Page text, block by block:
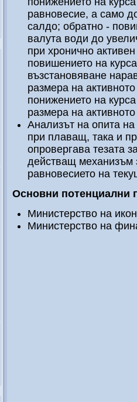
равновесие, а само
салдо; обратно -
валута води до
при хронично
повишението на
възстановяване
размера на
понижението на
размера на
Анализът на опита
при плаващ, така и
опровергава тезата
действащ механизъм
равновесието на
Основни потенциални
Министерство на
Министерство на